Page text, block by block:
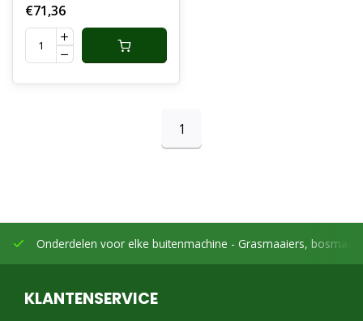
€71,36
1
Onderdelen voor elke buitenmachine - Grasmaaiers,
KLANTENSERVICE